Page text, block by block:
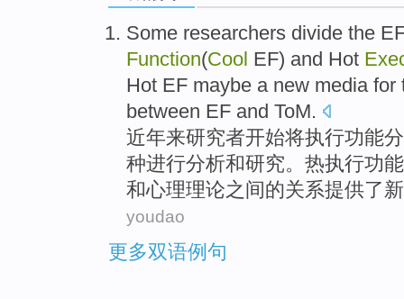
Some researchers divide the
Function(Cool EF) and Hot
Hot EF maybe a new media for
between EF and ToM.
近年来研究者开始将执行功能
种进行分析和研究。热执行功能
和心理理论之间的关系提供了
youdao
更多双语例句